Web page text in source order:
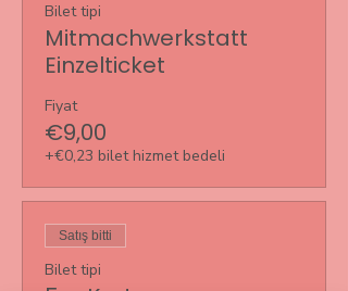
Bilet tipi
Mitmachwerkstatt
Einzelticket
Fiyat
€9,00
+€0,23 bilet hizmet bedeli
Satış bitti
Bilet tipi